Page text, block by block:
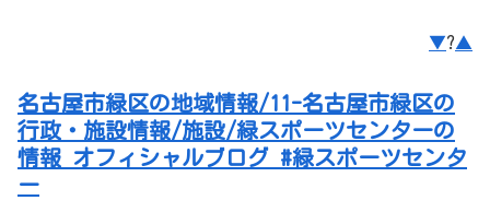
▼?▲
名古屋市緑区の地域情報/11-名古屋市緑区の
行政・施設情報/施設/緑スポーツセンターの
情報 オフィシャルブログ #緑スポーツセンタ
ー